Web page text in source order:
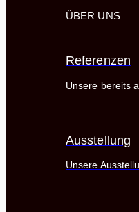
ÜBER UNS
Referenzen
Unsere bereits
Ausstellung
Unsere